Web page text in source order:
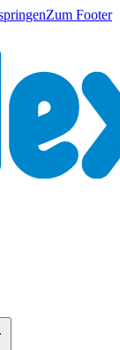
Zum Footer